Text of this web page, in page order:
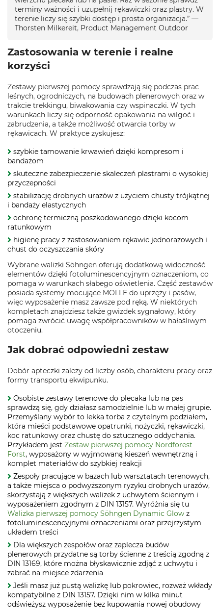
terminy ważności i uzupełnij rękawiczki oraz plastry. W
terenie liczy się szybki dostęp i prosta organizacja.” —
Thorsten Milkereit, Product Management Outdoor
Zastosowania w terenie i realne
korzyści
Zestawy pierwszej pomocy sprawdzają się podczas prac
leśnych, ogrodniczych, na budowach plenerowych oraz w
trakcie trekkingu, biwakowania czy wspinaczki. W tych
warunkach liczy się odporność opakowania na wilgoć i
zabrudzenia, a także możliwość otwarcia torby w
rękawicach. W praktyce zyskujesz:
szybkie tamowanie krwawień dzięki kompresom i
bandażom
skuteczne zabezpieczenie skaleczeń plastrami o wysokiej
przyczepności
stabilizację drobnych urazów z użyciem chusty trójkątnej
i bandaży elastycznych
ochronę termiczną poszkodowanego dzięki kocom
ratunkowym
higienę pracy z zastosowaniem rękawic jednorazowych i
chust do oczyszczania skóry
Wybrane walizki Söhngen oferują dodatkową widoczność
elementów dzięki fotoluminescencyjnym oznaczeniom, co
pomaga w warunkach słabego oświetlenia. Część zestawów
posiada systemy mocujące MOLLE do uprzęży i pasów,
więc wyposażenie masz zawsze pod ręką. W niektórych
kompletach znajdziesz także gwizdek sygnałowy, który
pomaga zwrócić uwagę współpracowników w hałaśliwym
otoczeniu.
Jak dobrać odpowiedni zestaw
Dobór apteczki zależy od liczby osób, charakteru pracy oraz
formy transportu ekwipunku.
Osobiste zestawy terenowe do plecaka lub na pas
sprawdzą się, gdy działasz samodzielnie lub w małej grupie.
Przemyślany wybór to lekka torba z czytelnym podziałem,
która mieści podstawowe opatrunki, nożyczki, rękawiczki,
koc ratunkowy oraz chustę do sztucznego oddychania.
Przykładem jest Zestaw pierwszej pomocy Nordforest
Forst, wyposażony w wyjmowaną kieszeń wewnętrzną i
komplet materiałów do szybkiej reakcji
Zespoły pracujące w bazach lub warsztatach terenowych,
a także miejsca o podwyższonym ryzyku drobnych urazów,
skorzystają z większych walizek z uchwytem ściennym i
wyposażeniem zgodnym z DIN 13157. Wyróżnia się tu
Walizka pierwszej pomocy Söhngen Dynamic Glow z
fotoluminescencyjnymi oznaczeniami oraz przejrzystym
układem treści
Dla większych zespołów oraz zaplecza budów
plenerowych przydatne są torby ścienne z treścią zgodną z
DIN 13169, które można błyskawicznie zdjąć z uchwytu i
zabrać na miejsce zdarzenia
Jeśli masz już pustą walizkę lub pokrowiec, rozważ wkłady
kompatybilne z DIN 13157. Dzięki nim w kilka minut
odświeżysz wyposażenie bez kupowania nowej obudowy